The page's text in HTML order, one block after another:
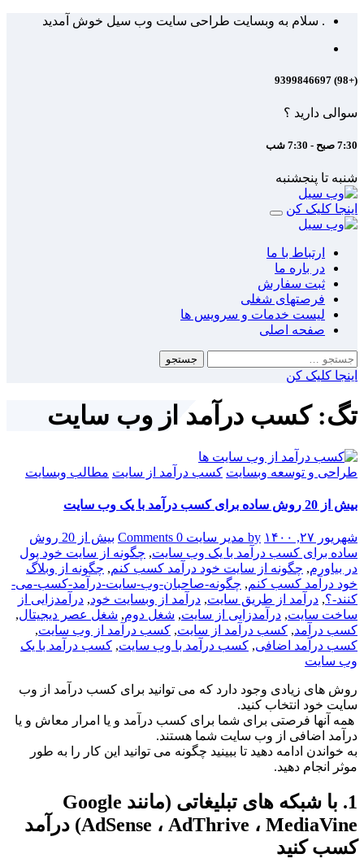
Skip
content
. سلام به وبسایت طراحی سایت وب سیل خوش آمدید
(+98) 9399846697
سوالی دارید ؟
7:30 صبح - 7:30 شب
شنبه تا پنجشنبه
اینجا کلیک کن
ارتباط با ما
در باره ما
ثبت سفارش
فرصتهای شغلی
لیست خدمات و سرویس ها
صفحه اصلی
جستجو
برای:
اینجا کلیک کن
تگ: کسب درآمد از وب سایت
طراحی و توسعه وبسایت کسب درآمد از سایت مطالب وبسایت
بیش از 20 روش ساده برای کسب درآمد با یک وب سایت
شهریور ۲۷, ۱۴۰۰ by مدیر سایت 0 Comments
بیش از 20 روش
ساده برای کسب درآمد با یک وب سایت, چگونه از سایت خود پول
در بیاورم, چگونه از سایت خود درآمد کسب کنم, چگونه از وبلاگ
خود درآمد کسب کنم, چگونه-صاحبان-وب-سایت-درآمد-کسب-می-
کنند-؟, درآمد از طریق سایت, درآمد از وبسایت خود, درآمدزایی از
ساخت سایت, درآمدزایی از سایت, شغل دوم, شغل عصر دیجیتال,
کسب درآمد, کسب درآمد از سایت, کسب درآمد از وب سایت,
کسب درآمد اضافی, کسب درآمد با وب سایت, کسب درآمد با یک
وب سایت
روش های زیادی وجود دارد که می توانید برای کسب درآمد از وب
سایت خود انتخاب کنید.
همه آنها فرصتی برای شما برای کسب درآمد و یا امرار معاش و یا
درآمد اضافی از وب سایت شما هستند.
به خواندن ادامه دهید تا ببینید چگونه می توانید این کار را به طور
موثر انجام دهید.
1. با شبکه های تبلیغاتی (مانند Google
AdSense ، AdThrive ، MediaVine) درآمد
کسب کنید